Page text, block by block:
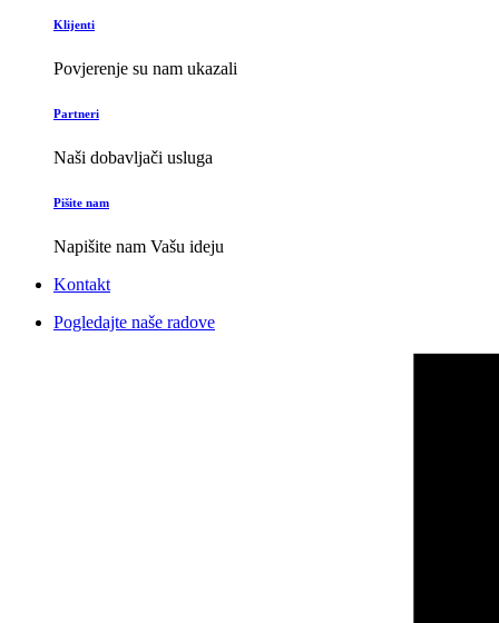
Klijenti
Povjerenje su nam ukazali
Partneri
Naši dobavljači usluga
Pišite nam
Napišite nam Vašu ideju
Kontakt
Pogledajte naše radove